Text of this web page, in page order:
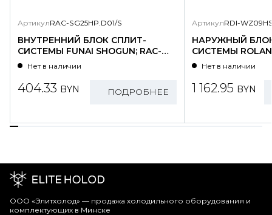
АртикулRAC-SG25HP.D01/S
ВНУТРЕННИЙ БЛОК СПЛИТ-
СИСТЕМЫ FUNAI SHOGUN; RAC-
SG25HP.D01/S
Нет в наличии
404.33 BYN ПОДРОБНЕЕ
АртикулRDI-
НАРУЖНЫЙ
СИСТЕМЫ
WZ09HSS/N1-
Нет в наличии
1 162.95 BYN
ООО «Элитхолод» ― продажа холодильного оборудования и
комплектующих в Минске